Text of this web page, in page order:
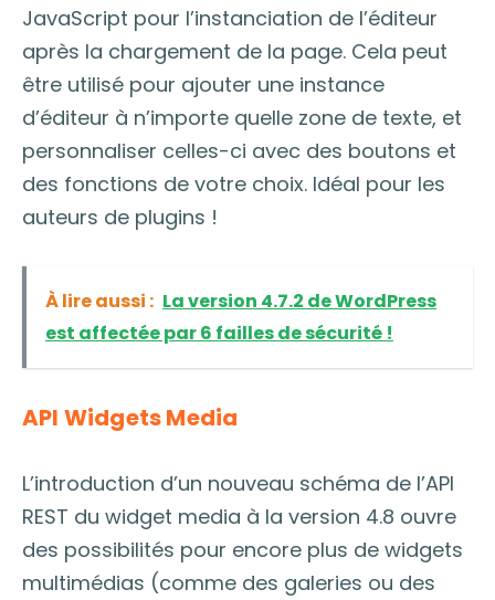
JavaScript pour l’instanciation de l’éditeur
après la chargement de la page. Cela peut
être utilisé pour ajouter une instance
d’éditeur à n’importe quelle zone de texte, et
personnaliser celles-ci avec des boutons et
des fonctions de votre choix. Idéal pour les
auteurs de plugins !
À lire aussi : La version 4.7.2 de WordPress
est affectée par 6 failles de sécurité !
API Widgets Media
L’introduction d’un nouveau schéma de l’API
REST du widget media à la version 4.8 ouvre
des possibilités pour encore plus de widgets
multimédias (comme des galeries ou des